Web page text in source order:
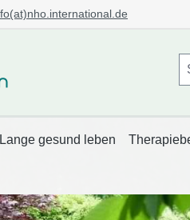
springen
Lange gesund leben